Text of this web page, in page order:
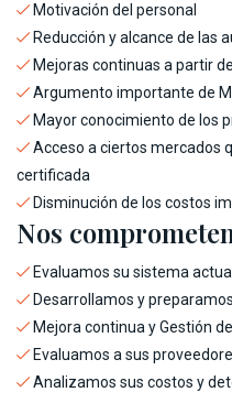
Motivación del personal
Reducción y alcance de las
Mejoras continuas a partir
Argumento importante de
Mayor conocimiento de los
Acceso a ciertos mercados
certificada
Disminución de los costos
Nos
Evaluamos su sistema actual
Desarrollamos y
Mejora continua y Gestión
Evaluamos a sus
Analizamos sus costos y